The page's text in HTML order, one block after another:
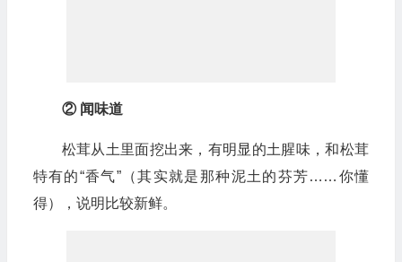
② 闻味道
松茸从土里面挖出来，有明显的土腥味，和松茸
特有的“香气”（其实就是那种泥土的芬芳……你懂
得），说明比较新鲜。